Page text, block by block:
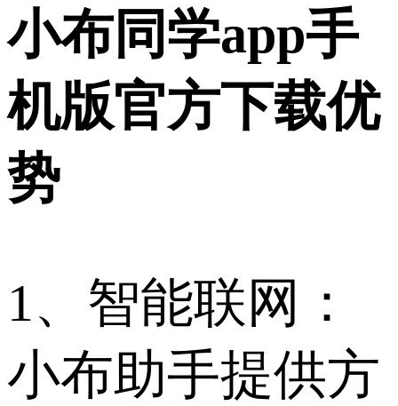
小布同学app手
机版官方下载优
势
1、智能联网：
小布助手提供方